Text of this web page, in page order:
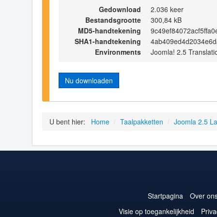
Gedownload
2.036 keer
Bestandsgrootte
300,84 kB
MD5-handtekening
SHA1-handtekening
Environments
Joomla! 2.5
Nu downloaden
U bent hier: Home / Taalpakketten / Joomla 2.5
Startpagina Over
Visie op toegankelijkheid